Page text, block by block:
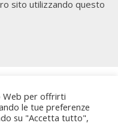
sito utilizzando questo
Web per offrirti
le tue preferenze
su "Accetta tutto",